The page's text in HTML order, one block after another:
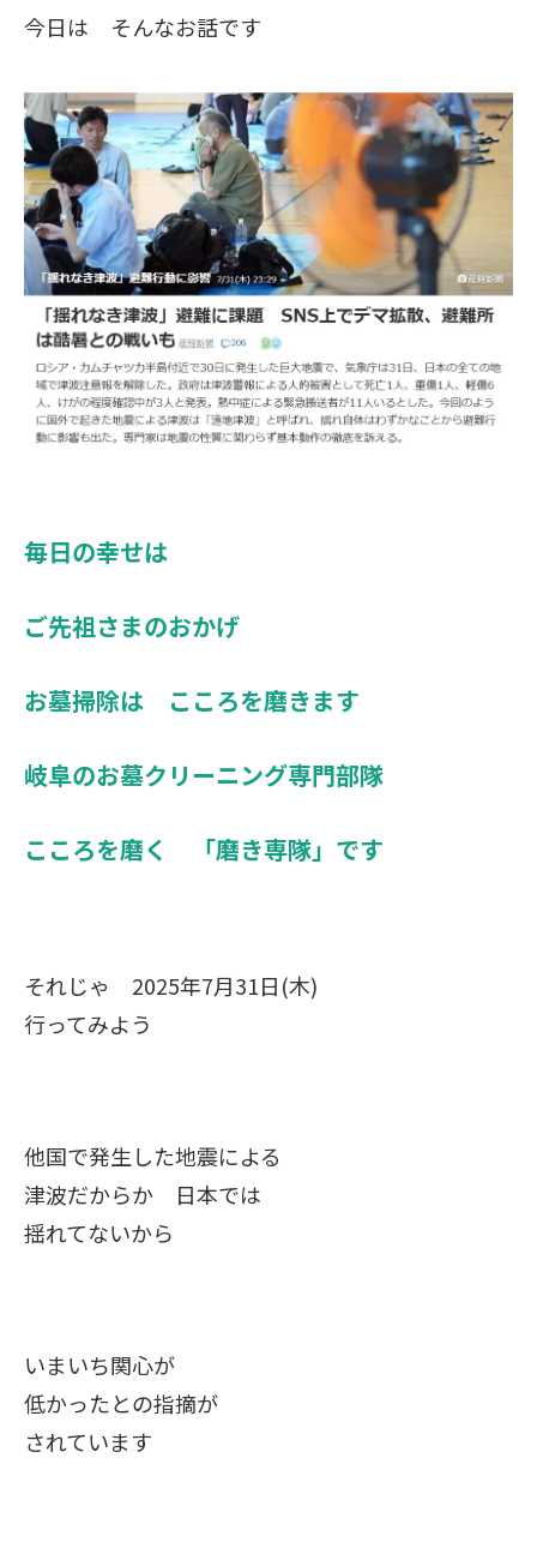
今日は そんなお話です
毎日の幸せは
ご先祖さまのおかげ
お墓掃除は こころを磨きます
岐阜のお墓クリーニング専門部隊
こころを磨く 「磨き専隊」です
それじゃ 2025年7月31日(木)
行ってみよう
他国で発生した地震による
津波だからか 日本では
揺れてないから
いまいち関心が
低かったとの指摘が
されています